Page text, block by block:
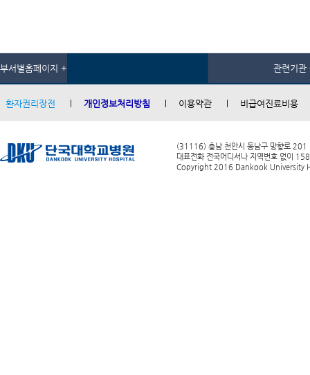
부서별홈페이지 + 관련기관
환자권리장전 개인정보처리방침 이용약관 비급여진료비용
(31116) 충남 천안시 동남구 망향로 201
대표전화 전국어디서나 지역번호 없이
Copyright 2016 Dankook University